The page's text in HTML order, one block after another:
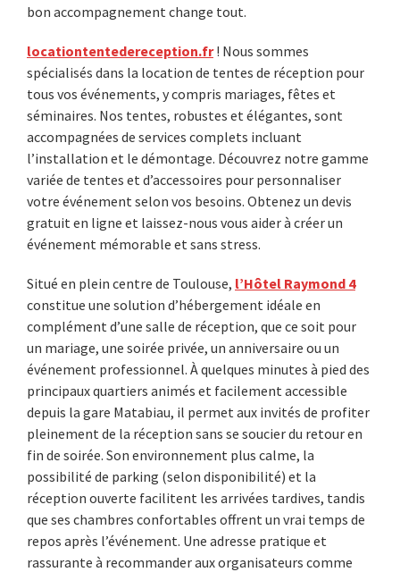
bon accompagnement change tout.
locationtentedereception.fr! Nous sommes
spécialisés dans la location de tentes de réception pour
tous vos événements, y compris mariages, fêtes et
séminaires. Nos tentes, robustes et élégantes, sont
accompagnées de services complets incluant
l’installation et le démontage. Découvrez notre gamme
variée de tentes et d’accessoires pour personnaliser
votre événement selon vos besoins. Obtenez un devis
gratuit en ligne et laissez-nous vous aider à créer un
événement mémorable et sans stress.
Situé en plein centre de Toulouse, l’Hôtel Raymond 4
constitue une solution d’hébergement idéale en
complément d’une salle de réception, que ce soit pour
un mariage, une soirée privée, un anniversaire ou un
événement professionnel. À quelques minutes à pied des
principaux quartiers animés et facilement accessible
depuis la gare Matabiau, il permet aux invités de profiter
pleinement de la réception sans se soucier du retour en
fin de soirée. Son environnement plus calme, la
possibilité de parking (selon disponibilité) et la
réception ouverte facilitent les arrivées tardives, tandis
que ses chambres confortables offrent un vrai temps de
repos après l’événement. Une adresse pratique et
rassurante à recommander aux organisateurs comme